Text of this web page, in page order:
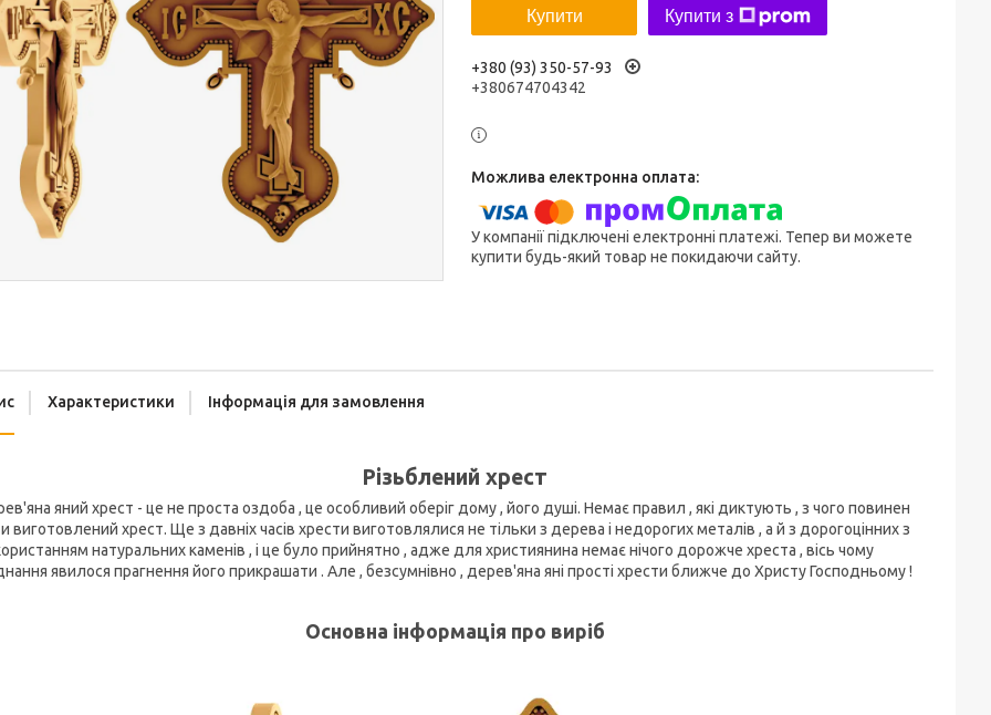
Купити Купити з
+380 (93) 350-57-93
+380674704342
У компанії підключені електронні платежі. Тепер ви можете
купити будь-який товар не покидаючи сайту.
Характеристики Інформація для замовлення
Різьблений хрест
яний хрест - це не проста оздоба , це особливий оберіг дому , його душі. Немає правил , які диктують , з чого повинен
виготовлений хрест. Ще з давніх часів хрести виготовлялися не тільки з дерева і недорогих металів , а й з дорогоцінних з
натуральних каменів , і це було прийнятно , адже для християнина немає нічого дорожче хреста , вісь чому
явилося прагнення його прикрашати . Але , безсумнівно , дерев'яна яні прості хрести ближче до Христу Господньому !
Основна інформація про виріб